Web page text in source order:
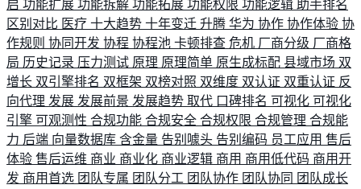
启 功能扩展 功能拆解 功能拓展 功能权限 功能逻辑 助手排名
区别对比 医疗 十大趋势 十年变迁 升腾 华为 协作 协作体验 协
作规则 协同开发 协程 协程池 卡顿排查 危机 厂商分级 厂商格
局 历史记录 压力测试 原理 原理简单 原生成标配 县域市场 双
增长 双引擎排名 双框架 双榜对照 双维度 双认证 双重认证 反
向代理 发展 发展前景 发展趋势 取代 口碑排名 可视化 可视化
引擎 可观测性 合规功能 合规安全 合规权限 合规管理 合规能
力 后端 向量数据库 含金量 告别噱头 告别编码 员工应用 售后
体验 售后运维 商业 商业化 商业逻辑 商用 商用低代码 商用开
发 商用首选 团队专属 团队分工 团队协作 团队协同 团队成长